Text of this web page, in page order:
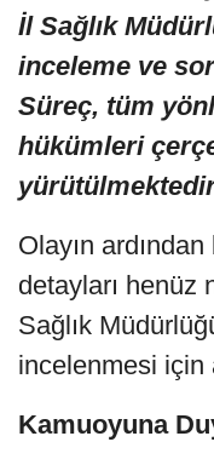
İl Sağlık
inceleme ve
Süreç, tüm
hükümleri
Olayın
detayları henüz
Sağlık
incelenmesi için
Kamuoyuna